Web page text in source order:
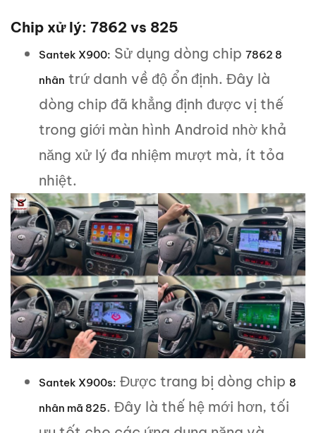
Chip xử lý: 7862 vs 825
Santek X900: Sử dụng dòng chip 7862 8
nhân trứ danh về độ ổn định. Đây là
dòng chip đã khẳng định được vị thế
trong giới màn hình Android nhờ khả
năng xử lý đa nhiệm mượt mà, ít tỏa
nhiệt.
Santek X900s: Được trang bị dòng chip 8
nhân mã 825. Đây là thế hệ mới hơn, tối